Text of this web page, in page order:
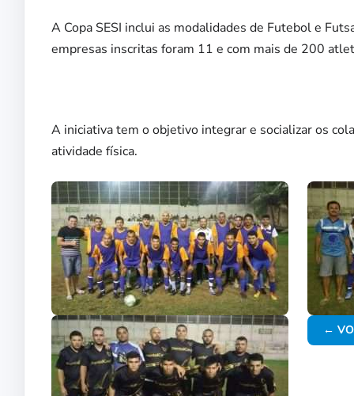
A Copa SESI inclui as modalidades de Futebol e
empresas inscritas foram 11 e com mais de 200
A iniciativa tem o objetivo integrar e socializar os
atividade física.
←